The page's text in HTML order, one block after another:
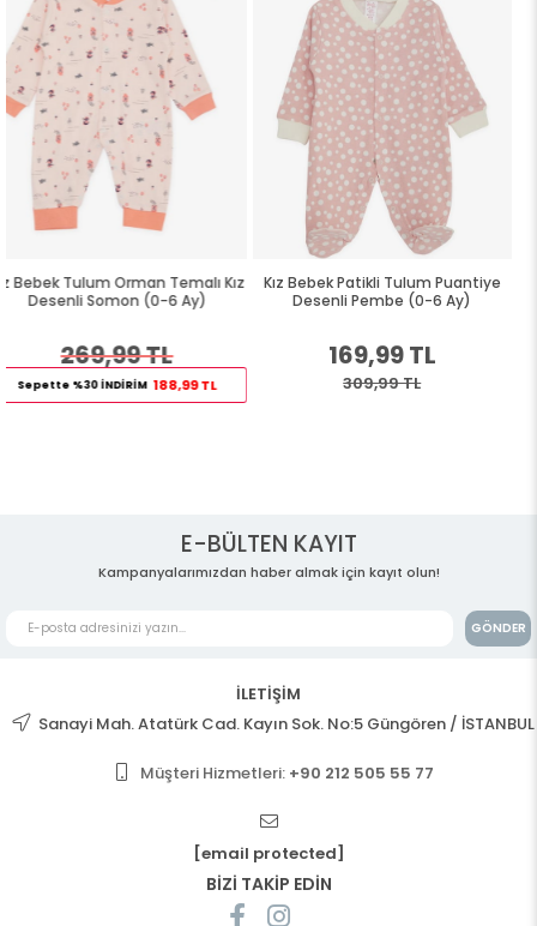
Kız
Kız Bebek Patikli Tulum Puantiye
Desenli Pembe (0-6 Ay)
169,99 TL
309,99 TL
Kız Bebek Tulum Kalp
Kırmızı (6 Ay)
169,99 TL
309,99 TL
E-BÜLTEN KAYIT
Kampanyalarımızdan haber almak için kayıt olun!
GÖNDER
İLETİŞİM
Sanayi Mah. Atatürk Cad. Kayın Sok. No:5 Güngören / İSTANBUL
Müşteri Hizmetleri: +90 212 505 55 77
[email protected]
BİZİ TAKİP EDİN